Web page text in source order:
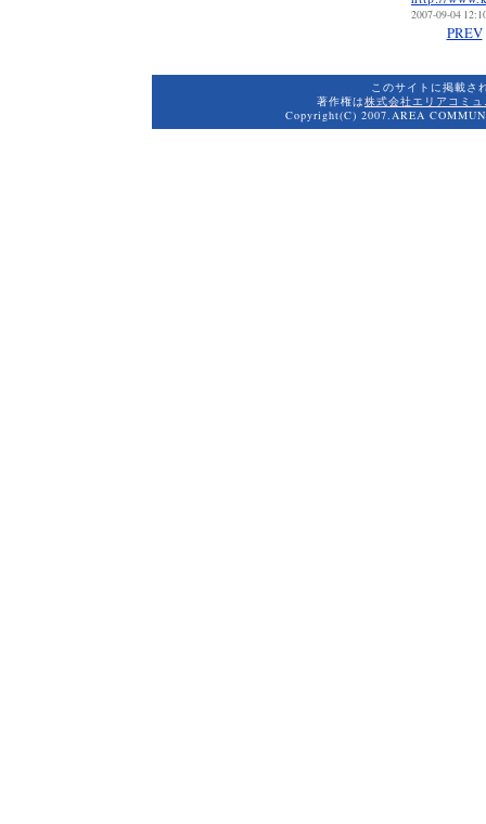
2007-09-04
PREV
このサイトに掲載さ
著作権は株式会社エリアコミ
Copyright(C) 2007.AREA